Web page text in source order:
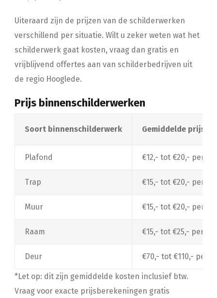
Uiteraard zijn de prijzen van de schilderwerken
verschillend per situatie. Wilt u zeker weten wat het
schilderwerk gaat kosten, vraag dan gratis en
vrijblijvend offertes aan van schilderbedrijven uit
de regio Hooglede.
Prijs binnenschilderwerken
Soort binnenschilderwerk Gemiddelde prijs
Plafond €12,- tot €20,- per m²
Trap €15,- tot €20,- per
Muur €15,- tot €20,- per m²
Raam €15,- tot €25,- per
Deur €70,- tot €110,- per
*Let op: dit zijn gemiddelde kosten inclusief btw.
Vraag voor exacte prijsberekeningen gratis